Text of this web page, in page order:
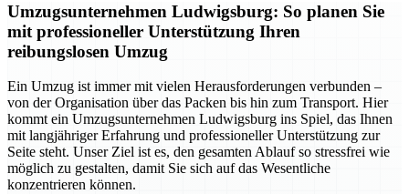
Umzugsunternehmen Ludwigsburg: So planen Sie
mit professioneller Unterstützung Ihren
reibungslosen Umzug
Ein Umzug ist immer mit vielen Herausforderungen verbunden –
von der Organisation über das Packen bis hin zum Transport. Hier
kommt ein Umzugsunternehmen Ludwigsburg ins Spiel, das Ihnen
mit langjähriger Erfahrung und professioneller Unterstützung zur
Seite steht. Unser Ziel ist es, den gesamten Ablauf so stressfrei wie
möglich zu gestalten, damit Sie sich auf das Wesentliche
konzentrieren können.